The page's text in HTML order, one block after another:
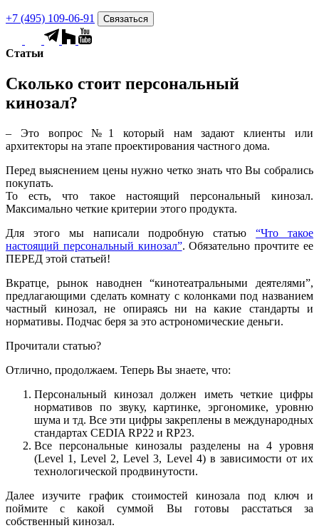
+7 (495) 109-06-91 Связаться
Статьи
Сколько стоит персональный
кинозал?
– Это вопрос №1 который нам задают клиенты или
архитекторы на этапе проектирования частного дома.
Перед выяснением цены нужно четко знать что Вы собрались
покупать.
То есть, что такое настоящий персональный кинозал.
Максимально четкие критерии этого продукта.
Для этого мы написали подробную статью“Что такое
настоящий персональный кинозал”.Обязательно прочтите ее
ПЕРЕД этой статьей!
Вкратце, рынок наводнен “кинотеатральными деятелями”,
предлагающими сделать комнату с колонками под названием
частный кинозал, не опираясь ни на какие стандарты и
нормативы. Подчас беря за это астрономические деньги.
Прочитали статью?
Отлично, продолжаем. Теперь Вы знаете, что:
Персональный кинозал должен иметь четкие цифры
нормативов по звуку, картинке, эргономике, уровню
шума и тд. Все эти цифры закреплены в международных
стандартах CEDIA RP22 и RP23.
Все персональные кинозалы разделены на 4 уровня
(Level 1, Level 2, Level 3, Level 4) в зависимости от их
технологической продвинутости.
Далее изучите график стоимостей кинозала под ключ и
поймите с какой суммой Вы готовы расстаться за
собственный кинозал.